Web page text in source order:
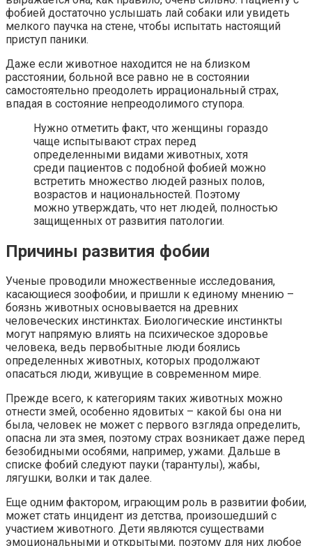
фобией достаточно услышать лай собаки или увидеть
мелкого паучка на стене, чтобы испытать настоящий
приступ паники.
Даже если животное находится не на близком
расстоянии, больной все равно не в состоянии
самостоятельно преодолеть иррациональный страх,
впадая в состояние непреодолимого ступора.
Нужно отметить факт, что женщины гораздо
чаще испытывают страх перед
определенными видами животных, хотя
среди пациентов с подобной фобией можно
встретить множество людей разных полов,
возрастов и национальностей. Поэтому
можно утверждать, что нет людей, полностью
защищенных от развития патологии.
Причины развития фобии
Ученые проводили множественные исследования,
касающиеся зоофобии, и пришли к единому мнению –
боязнь животных основывается на древних
человеческих инстинктах. Биологические инстинкты
могут напрямую влиять на психическое здоровье
человека, ведь первобытные люди боялись
определенных животных, которых продолжают
опасаться люди, живущие в современном мире.
Прежде всего, к категориям таких животных можно
отнести змей, особенно ядовитых – какой бы она ни
была, человек не может с первого взгляда определить,
опасна ли эта змея, поэтому страх возникает даже перед
безобидными особями, например, ужами. Дальше в
списке фобий следуют пауки (тарантулы), жабы,
лягушки, волки и так далее.
Еще одним фактором, играющим роль в развитии фобии,
может стать инцидент из детства, произошедший с
участием животного. Дети являются существами
эмоциональными и открытыми, поэтому для них любое